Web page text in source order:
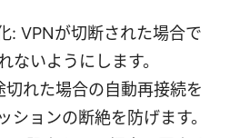
: VPNが切断された場合で
ないようにします。
切れた場合の自動再接続を
ションの断絶を防げます。